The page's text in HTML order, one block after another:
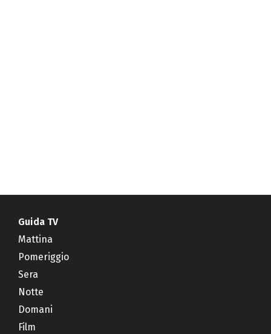
Guida TV
Mattina
Pomeriggio
Sera
Notte
Domani
Film